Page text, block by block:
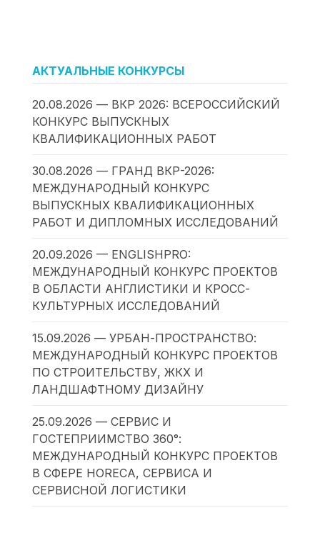
АКТУАЛЬНЫЕ КОНКУРСЫ
20.08.2026 — ВКР 2026: ВСЕРОССИЙСКИЙ
КОНКУРС ВЫПУСКНЫХ
КВАЛИФИКАЦИОННЫХ РАБОТ
30.08.2026 — ГРАНД ВКР-2026:
МЕЖДУНАРОДНЫЙ КОНКУРС
ВЫПУСКНЫХ КВАЛИФИКАЦИОННЫХ
РАБОТ И ДИПЛОМНЫХ ИССЛЕДОВАНИЙ
20.09.2026 — ENGLISHPRO:
МЕЖДУНАРОДНЫЙ КОНКУРС ПРОЕКТОВ
В ОБЛАСТИ АНГЛИСТИКИ И КРОСС-
КУЛЬТУРНЫХ ИССЛЕДОВАНИЙ
15.09.2026 — УРБАН-ПРОСТРАНСТВО:
МЕЖДУНАРОДНЫЙ КОНКУРС ПРОЕКТОВ
ПО СТРОИТЕЛЬСТВУ, ЖКХ И
ЛАНДШАФТНОМУ ДИЗАЙНУ
25.09.2026 — СЕРВИС И
ГОСТЕПРИИМСТВО 360°:
МЕЖДУНАРОДНЫЙ КОНКУРС ПРОЕКТОВ
В СФЕРЕ HORECA, СЕРВИСА И
СЕРВИСНОЙ ЛОГИСТИКИ